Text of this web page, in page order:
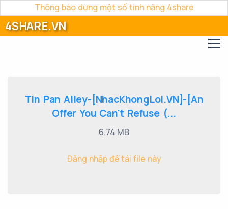
Thông báo dừng một số tính năng 4share
4SHARE.VN
Tin Pan Alley-[NhacKhongLoi.VN]-[An
Offer You Can't Refuse (...
6.74 MB
Đăng nhập để tải file này